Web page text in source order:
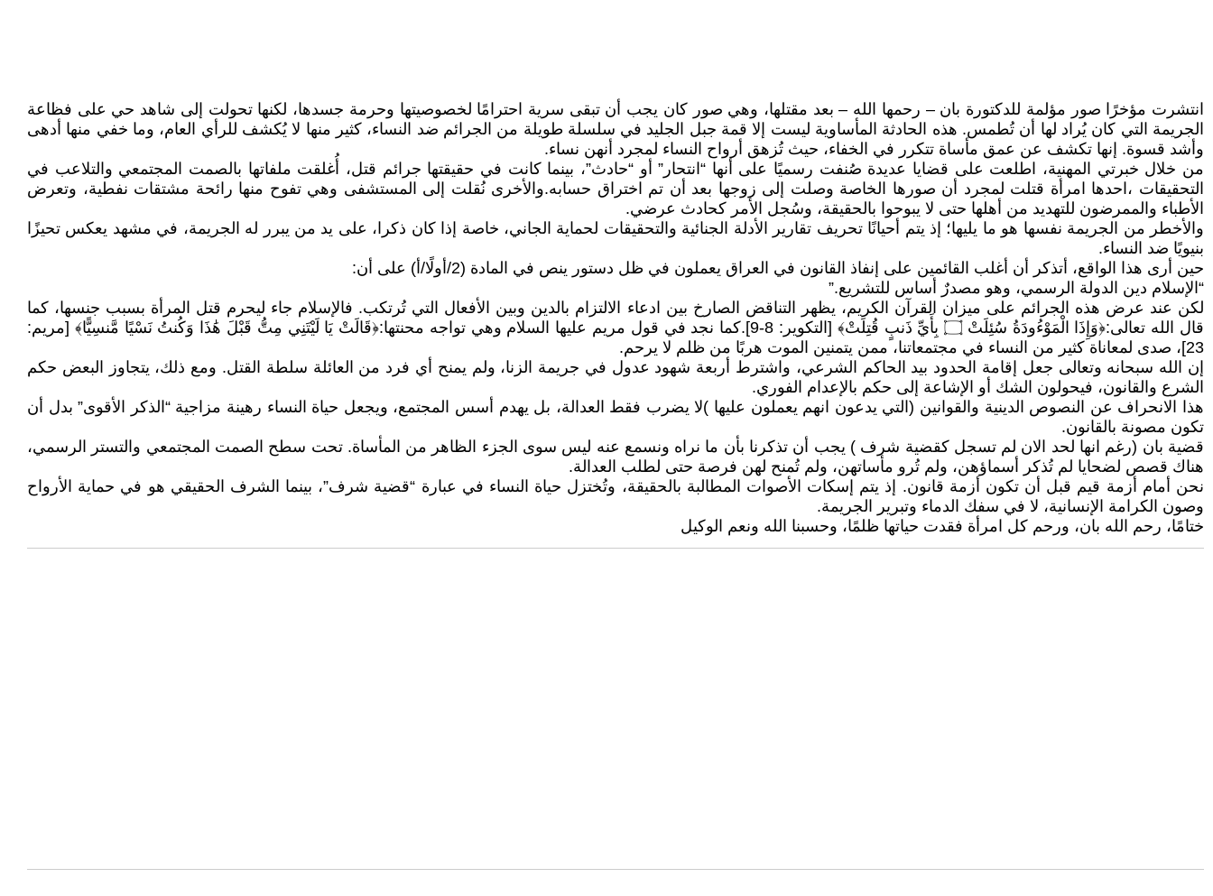
انتشرت مؤخرًا صور مؤلمة للدكتورة بان – رحمها الله – بعد مقتلها، وهي صور كان يجب أن تبقى سرية احترامًا لخصوصيتها وحرمة جسدها، لكنها تحولت إلى شاهد حي على فظاعة
الجريمة التي كان يُراد لها أن تُطمس. هذه الحادثة المأساوية ليست إلا قمة جبل الجليد في سلسلة طويلة من الجرائم ضد النساء، كثير منها لا يُكشف للرأي العام، وما خفي منها أدهى
وأشد قسوة. إنها تكشف عن عمق مأساة تتكرر في الخفاء، حيث تُزهق أرواح النساء لمجرد أنهن نساء.
من خلال خبرتي المهنية، اطلعت على قضايا عديدة صُنفت رسميًا على أنها “انتحار” أو “حادث”، بينما كانت في حقيقتها جرائم قتل، أُغلقت ملفاتها بالصمت المجتمعي والتلاعب في
التحقيقات ،احدها امرأة قتلت لمجرد أن صورها الخاصة وصلت إلى زوجها بعد أن تم اختراق حسابه.والأخرى نُقلت إلى المستشفى وهي تفوح منها رائحة مشتقات نفطية، وتعرض
الأطباء والممرضون للتهديد من أهلها حتى لا يبوحوا بالحقيقة، وسُجل الأمر كحادث عرضي.
والأخطر من الجريمة نفسها هو ما يليها؛ إذ يتم أحيانًا تحريف تقارير الأدلة الجنائية والتحقيقات لحماية الجاني، خاصة إذا كان ذكرا، على يد من يبرر له الجريمة، في مشهد يعكس تحيزًا
بنيويًا ضد النساء.
حين أرى هذا الواقع، أتذكر أن أغلب القائمين على إنفاذ القانون في العراق يعملون في ظل دستور ينص في المادة (2/أولًا/أ) على أن:
“الإسلام دين الدولة الرسمي، وهو مصدرٌ أساس للتشريع.”
لكن عند عرض هذه الجرائم على ميزان القرآن الكريم، يظهر التناقض الصارخ بين ادعاء الالتزام بالدين وبين الأفعال التي تُرتكب. فالإسلام جاء ليحرم قتل المرأة بسبب جنسها، كما
قال الله تعالى:﴿وَإِذَا الْمَوْءُودَةُ سُئِلَتْ ۝ بِأَيِّ ذَنبٍ قُتِلَتْ﴾ [التكوير: 8-9].كما نجد في قول مريم عليها السلام وهي تواجه محنتها:﴿قَالَتْ يَا لَيْتَنِي مِتُّ قَبْلَ هَٰذَا وَكُنتُ نَسْيًا مَّنسِيًّا﴾ [مريم:
23]، صدى لمعاناة كثير من النساء في مجتمعاتنا، ممن يتمنين الموت هربًا من ظلم لا يرحم.
إن الله سبحانه وتعالى جعل إقامة الحدود بيد الحاكم الشرعي، واشترط أربعة شهود عدول في جريمة الزنا، ولم يمنح أي فرد من العائلة سلطة القتل. ومع ذلك، يتجاوز البعض حكم
الشرع والقانون، فيحولون الشك أو الإشاعة إلى حكم بالإعدام الفوري.
هذا الانحراف عن النصوص الدينية والقوانين (التي يدعون انهم يعملون عليها )لا يضرب فقط العدالة، بل يهدم أسس المجتمع، ويجعل حياة النساء رهينة مزاجية “الذكر الأقوى” بدل أن
تكون مصونة بالقانون.
قضية بان (رغم انها لحد الان لم تسجل كقضية شرف ) يجب أن تذكرنا بأن ما نراه ونسمع عنه ليس سوى الجزء الظاهر من المأساة. تحت سطح الصمت المجتمعي والتستر الرسمي،
هناك قصص لضحايا لم تُذكر أسماؤهن، ولم تُرو مأساتهن، ولم تُمنح لهن فرصة حتى لطلب العدالة.
نحن أمام أزمة قيم قبل أن تكون أزمة قانون. إذ يتم إسكات الأصوات المطالبة بالحقيقة، وتُختزل حياة النساء في عبارة “قضية شرف”، بينما الشرف الحقيقي هو في حماية الأرواح
وصون الكرامة الإنسانية، لا في سفك الدماء وتبرير الجريمة.
ختامًا، رحم الله بان، ورحم كل امرأة فقدت حياتها ظلمًا، وحسبنا الله ونعم الوكيل